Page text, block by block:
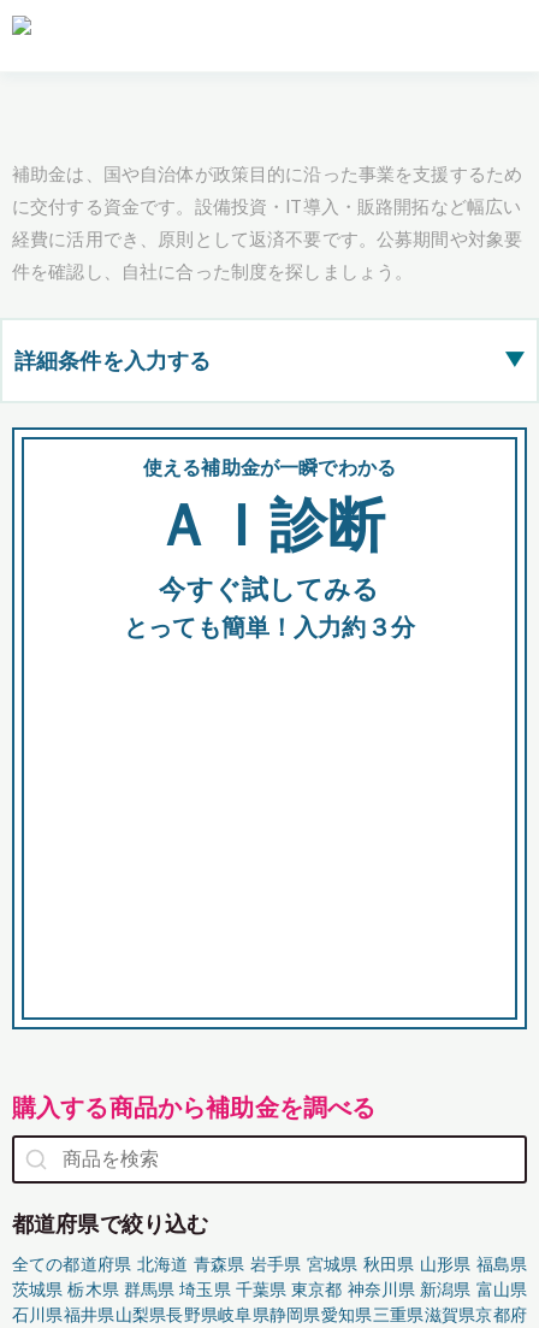
補助金は、国や自治体が政策目的に沿った事業を支援するため
に交付する資金です。設備投資・IT導入・販路開拓など幅広い
経費に活用でき、原則として返済不要です。公募期間や対象要
件を確認し、自社に合った制度を探しましょう。
詳細条件を入力する ▶
都道府県
全国の検索結果を含めて表示
助成金 融資 出資
使える補助金が一瞬でわかる
ＡＩ診断
今すぐ試してみる
とっても簡単！入力約３分
購入する商品から補助金を調べる
都道府県で絞り込む
全ての都道府県 北海道 青森県 岩手県 宮城県 秋田県 山形県 福島県
茨城県 栃木県 群馬県 埼玉県 千葉県 東京都 神奈川県 新潟県 富山県
石川県福井県山梨県長野県岐阜県静岡県愛知県三重県滋賀県京都府